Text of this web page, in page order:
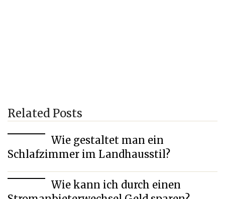
Related Posts
Wie gestaltet man ein
Schlafzimmer im Landhausstil?
Wie kann ich durch einen